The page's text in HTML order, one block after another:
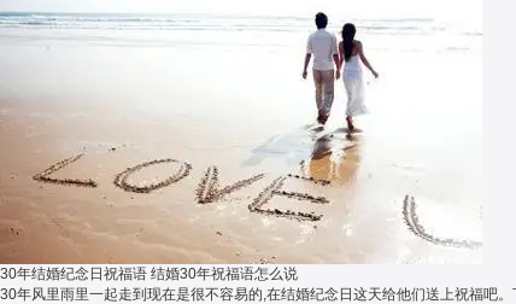
30年结婚纪念日祝福语 结婚30年祝福语怎么说
30年风里雨里一起走到现在是很不容易的,在结婚纪念日这天给他们送上祝福吧